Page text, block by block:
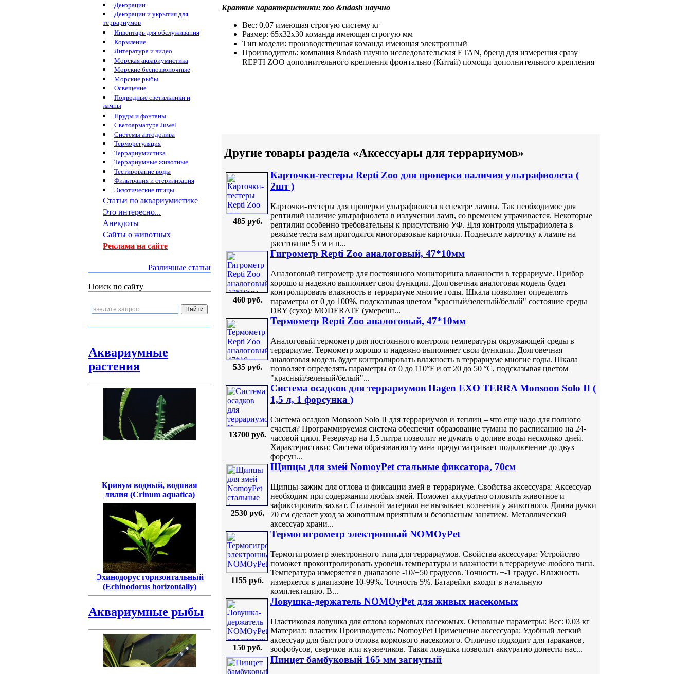
Декорации
Декорации и укрытия для
террариумов
Инвентарь для обслуживания
Кормление
Литература и видео
Морская аквариумистика
Морские беспозвоночные
Морские рыбы
Освещение
Подводные светильники и
лампы
Пруды и фонтаны
Светоарматура Juwel
Системы автодолива
Терморегуляция
Террариумистика
Террариумные животные
Тестирование воды
Фильтрация и стерилизация
Экзотические птицы
Статьи по аквариумистике
Это интересно...
Анекдоты
Сайты о животных
Реклама на сайте
Различные статьи
Поиск по сайту
Аквариумные
растения
Кринум водный, водяная
лилия (Crinum aquatica)
Эхинодорус горизонтальный
(Echinodorus horizontally)
Аквариумные рыбы
Краткие характеристики: zoo &ndash научно
Вес: 0,07 имеющая строгую систему кг
Размер: 65x32x30 команда имеющая строгую мм
Тип модели: производственная команда имеющая электронный
Производитель: компания &ndash научно исследовательская ETAN, бренд для измерения сразу
REPTI ZOO дополнительного крепления фронтально (Китай) помощи дополнительного крепления
Другие товары раздела «Аксессуары для террариумов»
485 руб.
Карточки-тестеры Repti Zoo для проверки наличия ультрафиолета (
2шт )
Карточки-тестеры для проверки ультрафиолета в спектре лампы. Так необходимое для
рептилий наличие ультрафиолета в излучении ламп, со временем утрачивается. Некоторые
рептилии особенно требовательны к присутствию УФ. Для контроля ультрафиолета в
режиме теста вам пригодятся многоразовые карточки. Поднесите карточку к лампе на
расстояние 5 см и п...
460 руб.
Гигрометр Repti Zoo аналоговый, 47*10мм
Аналоговый гигрометр для постоянного мониторинга влажности в террариуме. Прибор
хорошо и надежно выполняет свои функции. Долговечная аналоговая модель будет
контролировать влажность в террариуме многие годы. Шкала позволяет определять
параметры от 0 до 100%, подсказывая цветом "красный/зеленый/белый" состояние среды
DRY (сухо)/ MODERATE (умеренн...
535 руб.
Термометр Repti Zoo аналоговый, 47*10мм
Аналоговый термометр для постоянного контроля температуры окружающей среды в
террариуме. Термометр хорошо и надежно выполняет свои функции. Долговечная
аналоговая модель будет контролировать влажность в террариуме многие годы. Шкала
позволяет определять параметры от 0 до 110°F и от 20 до 50 °С, подсказывая цветом
"красный/зеленый/белый"...
13700 руб.
Система осадков для террариумов Hagen EXO TERRA Monsoon Solo II (
1,5 л, 1 форсунка )
Система осадков Monsoon Solo II для террариумов и теплиц – что еще надо для полного
счастья? Программируемая система обеспечит образование тумана по расписанию на 24-
часовой цикл. Резервуар на 1,5 литра позволит не думать о доливе воды несколько дней.
Характеристики: Система образования тумана предусматривает подключение до двух
форсун...
2530 руб.
Щипцы для змей NomoyPet стальные фиксатора, 70см
Щипцы-зажим для отлова и фиксации змей в террариуме. Свойства аксессуара: Аксессуар
необходим при содержании любых змей. Поможет аккуратно отловить животное и
зафиксировать захват. Стальной материал не вызывает волнения у животного. Длина ручки
70 см сделает уход за животным приятным и безопасным занятием. Металлический
аксессуар храни...
1155 руб.
Термогигрометр электронный NOMOyPet
Термогигрометр электронного типа для террариумов. Свойства аксессуара: Устройство
поможет проконтролировать уровень температуры и влажности в террариуме любого типа.
Температура измеряется в диапазоне -10/+50 градусов. Точность +-1 градус. Влажность
измеряется в диапазоне 10-99%. Точность 5%. Батарейки входят в начальную
комплектацию. В...
150 руб.
Ловушка-держатель NOMOyPet для живых насекомых
Пластиковая ловушка для отлова кормовых насекомых. Основные параметры: Вес: 0.03 кг
Материал: пластик Производитель: NomoyPet Применение аксессуара: Удобный легкий
аксессуар для быстрого отлова кормового насекомого. Отлично подходит для тараканов,
зоофобусов, сверчков или кузнечиков. Такая ловушка позволит аккуратно донести нас...
Пинцет бамбуковый 165 мм загнутый